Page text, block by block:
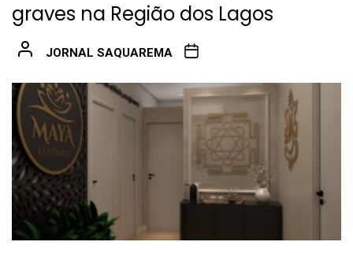
graves na Região dos Lagos
JORNAL SAQUAREMA